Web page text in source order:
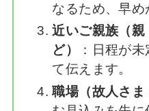
なるため、早め
近いご親族（
ど）
：日程が
て伝えます。
職場（故人さま